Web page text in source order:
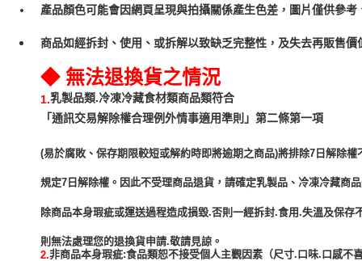
產品顏色可能會因網頁呈現與拍攝關係產生色差，圖片僅供參
商品如經拆封、使用、或拆解以致缺乏完整性，及失去再販售
◆ 無法退換貨之情況
1.乳製品類.冷凍冷藏食材類商品類符合
「通訊交易解除權合理例外情事適用準則」第二條第一項
(易於腐敗、保存期限較短或解約時即將逾期之商品)將排除7日解除權
規定7日解除權。因此不受理商品退貨，請確定乳製品、冷凍冷藏商
除商品本身瑕疵或運送過程造成損毀.否則一經拆封.食用.失溫及保存
2.非商品本身瑕疵:食品類恕不接受個人主觀因素（尺寸.口味.口感不